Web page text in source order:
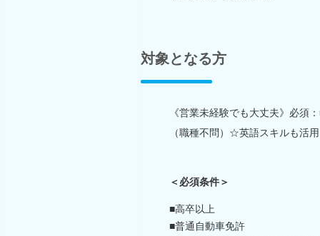
対象となる方
《営業未経験でも大丈夫》必須
（職種不問）☆英語スキルも活
＜必須条件＞
■高卒以上
■普通自動車免許